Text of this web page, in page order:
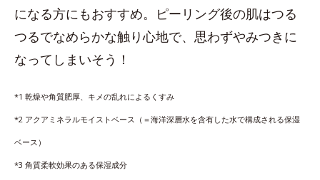
になる方にもおすすめ。ピーリング後の肌はつる
つるでなめらかな触り心地で、思わずやみつきに
なってしまいそう！
*1 乾燥や角質肥厚、キメの乱れによるくすみ
*2 アクアミネラルモイストベース（＝海洋深層水を含有した水で構成される保湿
ベース）
*3 角質柔軟効果のある保湿成分